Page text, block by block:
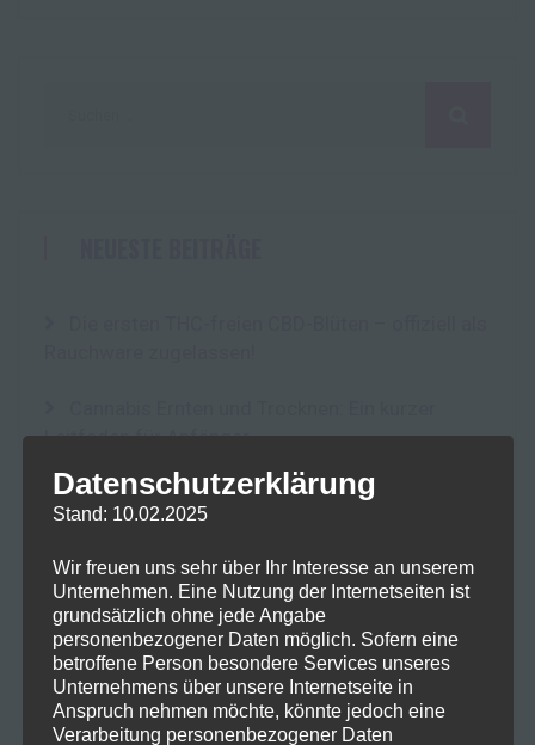
Leitfaden für Anfänger
Fokus im Alltag: Mit SwissFX zur optimalen
Konzentration
10-OH-HHC: Ein Blick auf das Potenzial und die
Risiken eines neuen Cannabinoids
Der Einfluss von Terpenen auf die Lagerung
und Qualität von Kräutern: Integra Boost Terpene
Datenschutzerklärung
Stand: 10.02.2025
Wir freuen uns sehr über Ihr Interesse an unserem
Unternehmen. Eine Nutzung der Internetseiten ist
grundsätzlich ohne jede Angabe
personenbezogener Daten möglich. Sofern eine
betroffene Person besondere Services unseres
Unternehmens über unsere Internetseite in
Anspruch nehmen möchte, könnte jedoch eine
Verarbeitung personenbezogener Daten